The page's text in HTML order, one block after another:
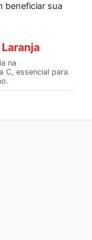
beneficiar sua
na
C, essencial para